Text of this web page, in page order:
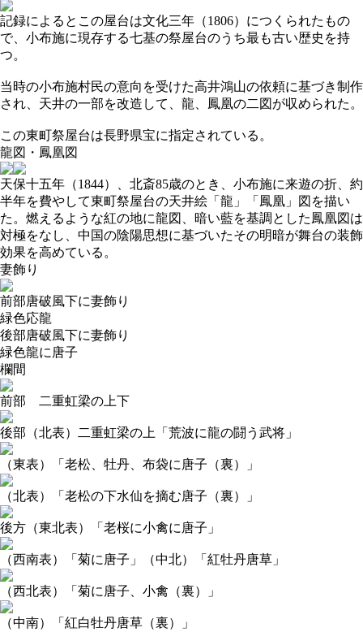
記録によるとこの屋台は文化三年（1806）につくられたもの
で、小布施に現存する七基の祭屋台のうち最も古い歴史を持
つ。
当時の小布施村民の意向を受けた高井鴻山の依頼に基づき制作
され、天井の一部を改造して、龍、鳳凰の二図が収められた。
この東町祭屋台は長野県宝に指定されている。
龍図・鳳凰図
天保十五年（1844）、北斎85歳のとき、小布施に来遊の折、約
半年を費やして東町祭屋台の天井絵「龍」「鳳凰」図を描い
た。燃えるような紅の地に龍図、暗い藍を基調とした鳳凰図は
対極をなし、中国の陰陽思想に基づいたその明暗が舞台の装飾
効果を高めている。
妻飾り
前部唐破風下に妻飾り
緑色応龍
後部唐破風下に妻飾り
緑色龍に唐子
欄間
前部 二重虹梁の上下
後部（北表）二重虹梁の上「荒波に龍の闘う武将」
（東表）「老松、牡丹、布袋に唐子（裏）」
（北表）「老松の下水仙を摘む唐子（裏）」
後方（東北表）「老桜に小禽に唐子」
（西南表）「菊に唐子」（中北）「紅牡丹唐草」
（西北表）「菊に唐子、小禽（裏）」
（中南）「紅白牡丹唐草（裏）」